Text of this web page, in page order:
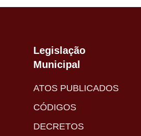
Legislação
Municipal
ATOS PUBLICADOS
CÓDIGOS
DECRETOS